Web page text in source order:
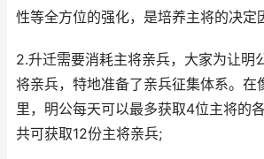
性等全方位的强化，是培养主将的决定
2.升迁需要消耗主将亲兵，大家为让明
将亲兵，特地准备了亲兵征集体系。在
里，明公每天可以最多获取4位主将的
共可获取12份主将亲兵;